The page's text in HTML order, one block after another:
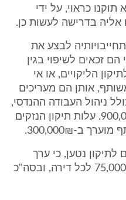
תוקנו כראוי, על ידי
בדרישה לעשות כן.
לבצע את
הם זכאים לשיפוי בגין
הליקויים, או אי
אותן הם מעריכים
לדירה, כולל ניהול העבודה ההנדסי,
ובסה"כ לכל התובעים כ-900,000₪. עלות תיקון הנזקים
ב-300,000₪.
לתיקון נטען, כי ערך
הדירות נפגע בשיעור של כ-75,000₪ לכל דירה, ובסה"כ